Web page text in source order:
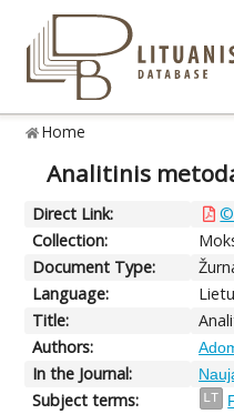
Home
Analitinis
Direct Link:
Collection:
Document Type:
Language:
Title:
Authors:
In the Journal:
Subject terms:
LT